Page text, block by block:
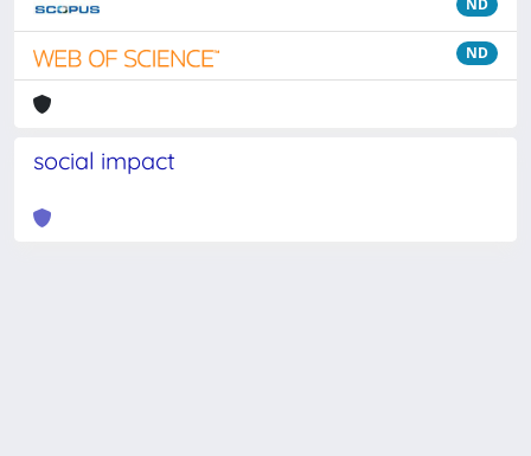
ND
ND
social impact